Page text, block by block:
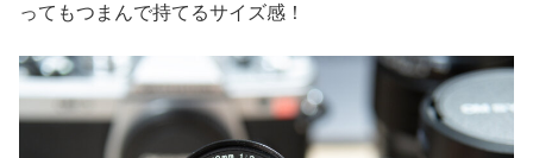
ってもつまんで持てるサイズ感！